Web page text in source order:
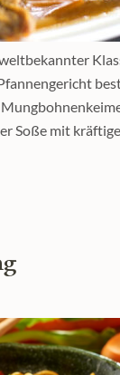
Soße mit